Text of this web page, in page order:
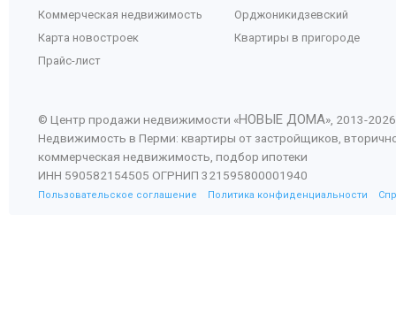
Коммерческая недвижимость
Карта новостроек
Прайс-лист
Орджоникидзевский
Квартиры в пригороде
© Центр продажи недвижимости «НОВЫЕ ДОМА», 2013-2026
Недвижимость в Перми: квартиры от застройщиков,
коммерческая недвижимость, подбор ипотеки
ИНН 590582154505 ОГРНИП 321595800001940
Пользовательское соглашение Политика конфиденциальности